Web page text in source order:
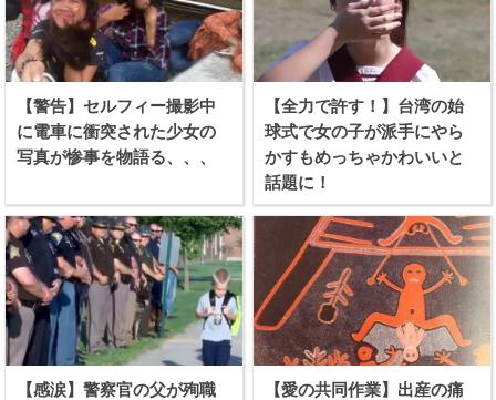
【警告】セルフィー撮影中
に電車に衝突された少女の
写真が惨事を物語る、、、
【全力で許す！】台湾の始
球式で女の子が派手にやら
かすもめっちゃかわいいと
話題に！
【感涙】警察官の父が殉職
【愛の共同作業】出産の痛